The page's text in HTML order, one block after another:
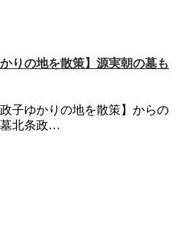
りの地を散策】源実朝の墓も
子ゆかりの地を散策】からの
墓北条政…